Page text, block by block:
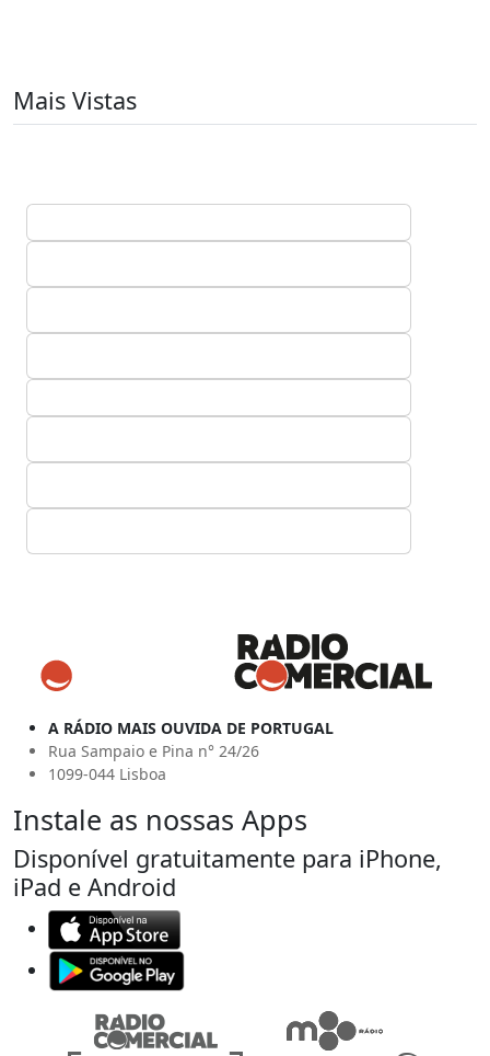
Mais Vistas
A RÁDIO MAIS OUVIDA DE PORTUGAL
Rua Sampaio e Pina n° 24/26
1099-044 Lisboa
Instale as nossas Apps
Disponível gratuitamente para iPhone,
iPad e Android